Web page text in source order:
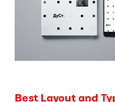
Best Layout and